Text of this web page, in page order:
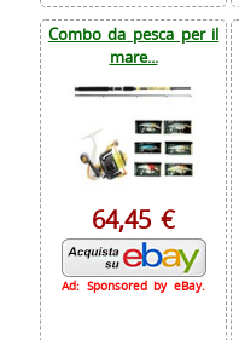
Combo da pesca per il
mare...
64,45 €
Ad: Sponsored by eBay.